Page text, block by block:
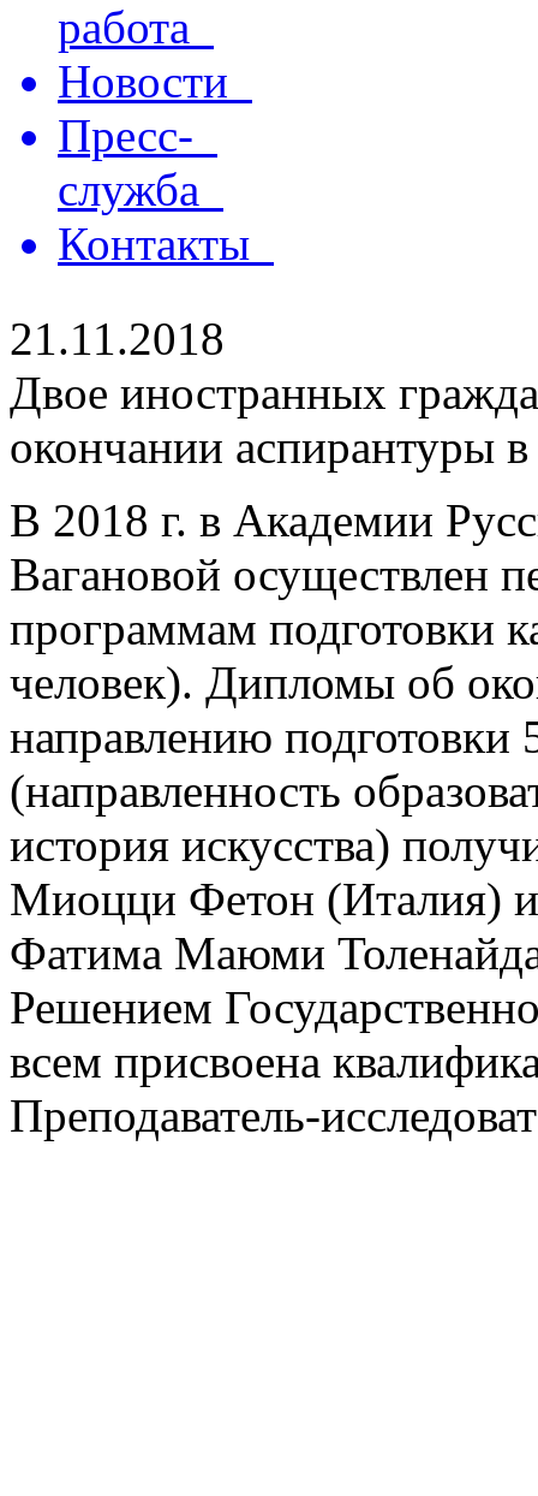
работа
Новости
Пресс-
служба
Контакты
21.11.2018
Двое иностранных
окончании аспирантуры
В 2018 г. в Академии
Вагановой осуществлен
программам подготовки
человек). Дипломы об
направлению подготовки
(направленность
история искусства)
Миоцци Фетон (Италия)
Фатима Маюми
Решением
всем присвоена
Преподаватель-